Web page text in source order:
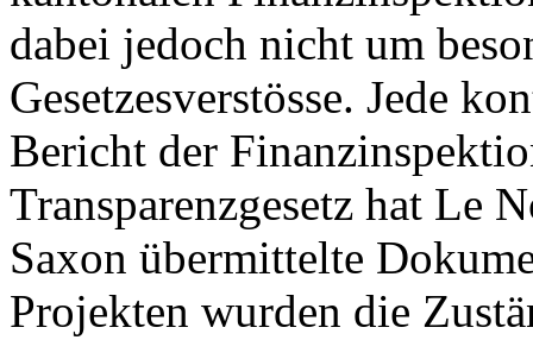
dabei jedoch nicht um
Gesetzesverstösse. Jede
Bericht der
Transparenzgesetz hat Le
Saxon übermittelte
Projekten wurden die